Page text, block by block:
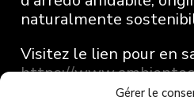
Gérer le
naturalmente
Visitez le lien pour en
https://
sign-original-custom-